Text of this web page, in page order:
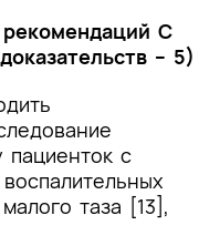
рекомендаций С
– 5)
пациенток с
таза [13],